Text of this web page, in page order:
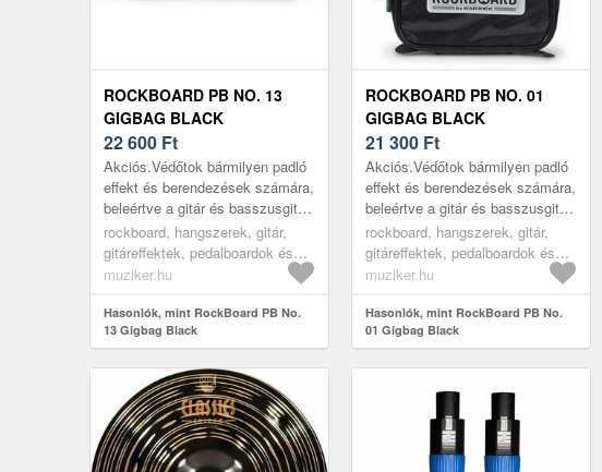
ROCKBOARD PB NO. 13
GIGBAG BLACK
22 600 Ft
Akciós.Védőtok bármilyen padló
effekt és berendezések számára,
beleértve a gitár és basszusgitár
multieffekt pedálokat és
modulációs erősítőket vagy a
Loo...
rockboard, hangszerek, gitár,
gitáreffektek, pedalboardok és
effekt tokok, black
muziker.hu
Hasonlók, mint RockBoard PB No.
13 Gigbag Black
ROCKBOARD PB NO. 01
GIGBAG BLACK
21 300 Ft
Akciós.Védőtok bármilyen padló
effekt és berendezések számára,
beleértve a gitár és basszusgitár
multieffekt pedálokat és
modulációs erősítőket vagy a
Loo...
rockboard, hangszerek, gitár,
gitáreffektek, pedalboardok és
effekt tokok, black
muziker.hu
Hasonlók, mint RockBoard PB No.
01 Gigbag Black